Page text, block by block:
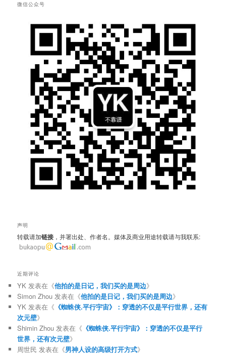
微信公众号
声明
转载请加链接 ，并署出处、作者名。媒体及商业用途转载请与我联系:
近期评论
YK 发表在《他拍的是日记，我们买的是周边》
Simon Zhou 发表在《他拍的是日记，我们买的是周边》
YK 发表在《 《蜘蛛侠.平行宇宙》：穿透的不仅是平行世界，还有
次元壁》
Shimin Zhou 发表在《 《蜘蛛侠.平行宇宙》：穿透的不仅是平行
世界，还有次元壁》
周世民 发表在《男神人设的高级打开方式》